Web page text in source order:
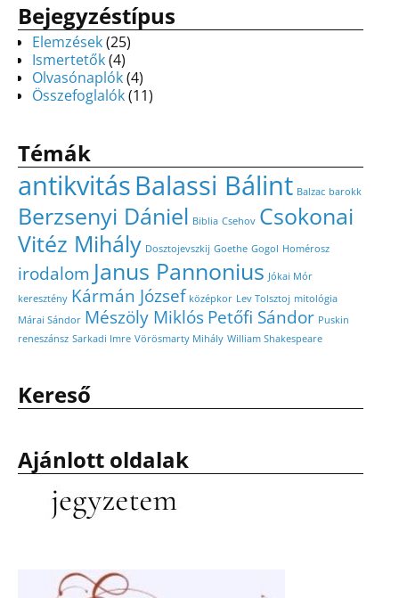
Bejegyzéstípus
Elemzések(25)
Ismertetők(4)
Olvasónaplók(4)
Összefoglalók(11)
Témák
antikvitásBalassi Bálint Balzac barokk
Berzsenyi Dániel Biblia Csehov Csokonai
Vitéz Mihály Dosztojevszkij Goethe Gogol Homérosz
irodalom Janus Pannonius Jókai Mór
keresztény Kármán József középkor Lev Tolsztoj mitológia
Márai Sándor Mészöly MiklósPetőfi Sándor Puskin
reneszánsz Sarkadi Imre Vörösmarty Mihály William Shakespeare
Kereső
Ajánlott oldalak